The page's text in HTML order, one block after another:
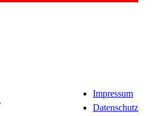
Impressum
Datenschutz